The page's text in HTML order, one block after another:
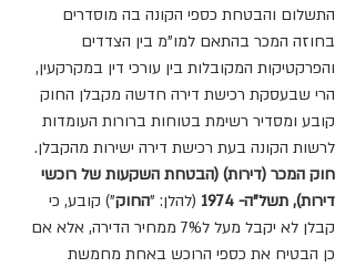
התשלום והבטחת כספי הקונה בה מוסדרים
בחוזה המכר בהתאם למו"מ בין הצדדים
והפרקטיקות המקובלות בין עורכי דין במקרקעין,
הרי שבעסקת רכישת דירה חדשה מקבלן החוק
קובע ומסדיר רשימת בטוחות ברורות העומדות
לרשות הקונה בעת רכישת דירה ישירות מהקבלן.
חוק המכר (דירות) (הבטחת השקעות של רוכשי
דירות), תשל"ה- 1974
(להלן: "החוק") קובע, כי
קבלן לא יקבל מעל ל7% ממחיר הדירה, אלא אם
כן הבטיח את כספי הרוכש באחת מחמשת